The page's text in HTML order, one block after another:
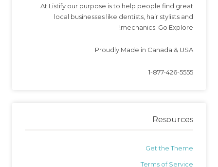
At Listify our purpose is to help people find great
local businesses like dentists, hair stylists and
mechanics. Go Explore!
Proudly Made in Canada & USA
1-877-426-5555
Resources
Get the Theme
Terms of Service